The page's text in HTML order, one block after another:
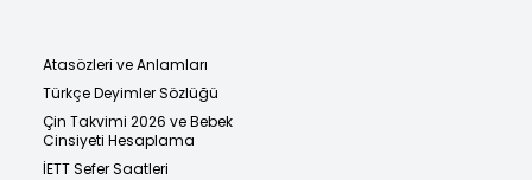
Atasözleri ve Anlamları
Türkçe Deyimler Sözlüğü
Çin Takvimi 2026 ve Bebek
Cinsiyeti Hesaplama
İETT Sefer Saatleri